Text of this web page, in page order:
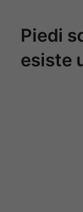
Piedi
esiste